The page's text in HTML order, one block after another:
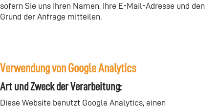
sofern Sie uns Ihren Namen, Ihre E-Mail-Adresse und den
Grund der Anfrage mitteilen.
Verwendung von Google Analytics
Art und Zweck der Verarbeitung:
Diese Website benutzt Google Analytics, einen